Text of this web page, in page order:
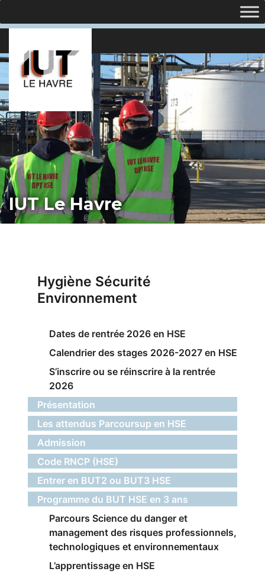
IUT Le Havre
Hygiène Sécurité
Environnement
Dates de rentrée 2026 en HSE
Calendrier des stages 2026-2027 en HSE
S’inscrire ou se réinscrire à la rentrée
2026
Présentation
Les attendus Parcoursup en HSE
Admission
Code RNCP (HSE)
Entrer en BUT2 ou BUT3 HSE
Programme du BUT HSE en 3 ans
Parcours Science du danger et
management des risques professionnels,
technologiques et environnementaux
L’apprentissage en HSE